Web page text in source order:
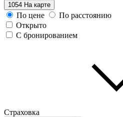
1054 На карте
По цене
По расстоянию
Открыто
С бронированием
Страховка